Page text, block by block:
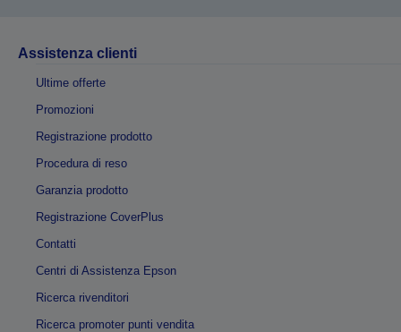
Assistenza clienti
Ultime offerte
Promozioni
Registrazione prodotto
Procedura di reso
Garanzia prodotto
Registrazione CoverPlus
Contatti
Centri di Assistenza Epson
Ricerca rivenditori
Ricerca promoter punti vendita